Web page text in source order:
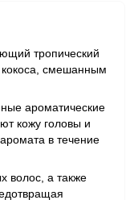
тропический
смешанным
ароматические
кожу головы и
в течение
волос, а также